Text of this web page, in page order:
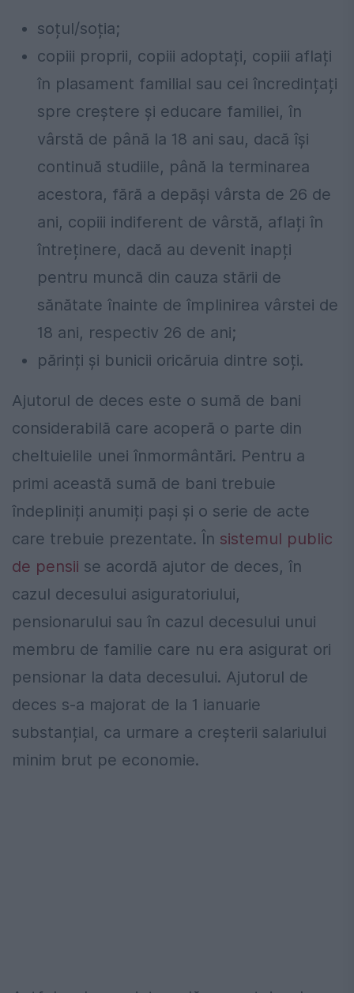
soțul/soția;
copiii proprii, copiii adoptați, copiii aflați
în plasament familial sau cei încredințați
spre creștere și educare familiei, în
vârstă de până la 18 ani sau, dacă își
continuă studiile, până la terminarea
acestora, fără a depăși vârsta de 26 de
ani, copiii indiferent de vârstă, aflați în
întreținere, dacă au devenit inapți
pentru muncă din cauza stării de
sănătate înainte de împlinirea vârstei de
18 ani, respectiv 26 de ani;
părinți și bunicii oricăruia dintre soți.
Ajutorul de deces este o sumă de bani
considerabilă care acoperă o parte din
cheltuielile unei înmormântări. Pentru a
primi această sumă de bani trebuie
îndepliniți anumiți pași și o serie de acte
care trebuie prezentate. În sistemul public
de pensii se acordă ajutor de deces, în
cazul decesului asiguratoriului,
pensionarului sau în cazul decesului unui
membru de familie care nu era asigurat ori
pensionar la data decesului. Ajutorul de
deces s-a majorat de la 1 ianuarie
substanțial, ca urmare a creșterii salariului
minim brut pe economie.